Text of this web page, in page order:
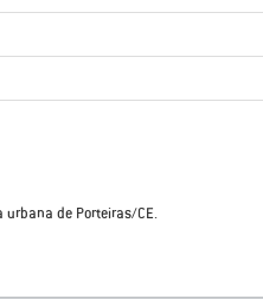
urbana de Porteiras/CE.